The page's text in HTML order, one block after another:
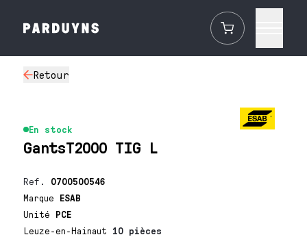
Retour
En stock
GantsT2000 TIG L
Ref. 0700500546
Marque ESAB
Unité PCE
Leuze-en-Hainaut 10 pièces